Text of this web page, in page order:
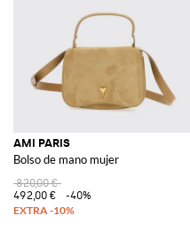
AMI PARIS
Bolso de mano mujer
820,00 €
492,00 €
-40%